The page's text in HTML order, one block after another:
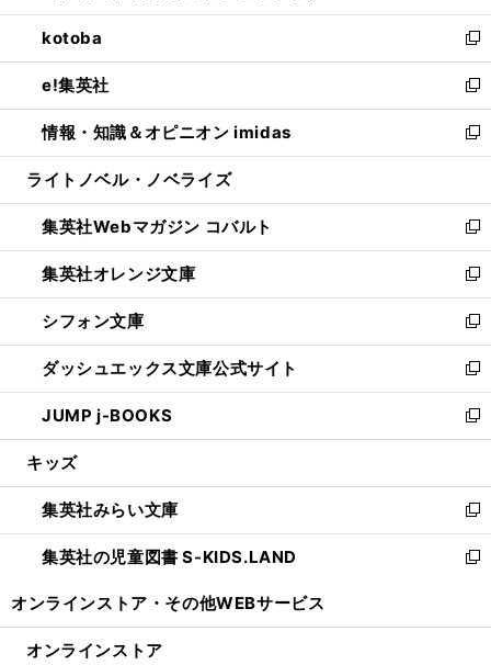
開
く
ウ
で
開
く
ン
ド
ウ
で
開
く
ウ
ィ
ン
ド
ウ
で
開
し
い
ウ
ィ
ン
ド
ウ
開
く
kotoba
新
し
い
ウ
ィ
ン
ウ
で
開
く
e!集英社
新
し
い
ウ
ン
ド
ウ
で
開
く
情報・知識＆オピニオン imidas
新
し
ウ
ィ
ン
ド
ウ
で
開
く
ライトノベル・ノベライズ
集英社Webマガジン コバルト
新
し
い
ウ
ィ
ン
ド
ウ
で
開
集英社オレンジ文庫
新
し
い
ウ
ィ
ン
ド
ウ
開
く
シフォン文庫
新
し
い
ウ
ィ
ン
ウ
で
開
く
ダッシュエックス文庫公式サイト
新
し
い
ウ
ン
ド
ウ
で
JUMP j-BOOKS
新
し
ウ
ィ
ン
ド
開
キッズ
集英社みらい文庫
新
し
い
ン
集英社の児童図書 S-KIDS.LAND
新
ウ
オンラインストア・ その他WEBサービス
オンラインストア